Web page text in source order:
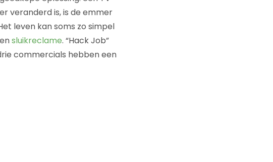
veranderd is, is de emmer
leven kan soms zo simpel
ensluikreclame. “Hack Job”
commercials hebben een